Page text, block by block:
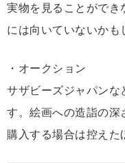
実物を見ることができ
には向いていないかも
・オークション
サザビーズジャパンな
す。絵画への造詣の深
購入する場合は控えた